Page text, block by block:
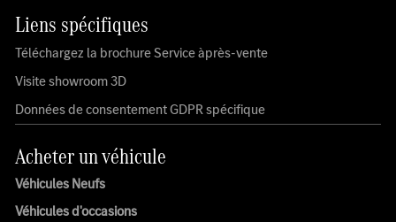
Liens spécifiques
Téléchargez la brochure Service àprès-vente
Visite showroom 3D
Données de consentement GDPR spécifique
Acheter un véhicule
Véhicules Neufs
Véhicules d'occasions